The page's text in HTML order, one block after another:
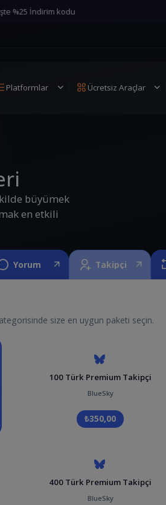
İndirim kodu
Platformlar Ücretsiz Araçlar
büyümek
en etkili
Yorum Takipçi
size en uygun paketi seçin.
100 Türk Premium Takipçi
BlueSky
₺350,00
400 Türk Premium Takipçi
BlueSky